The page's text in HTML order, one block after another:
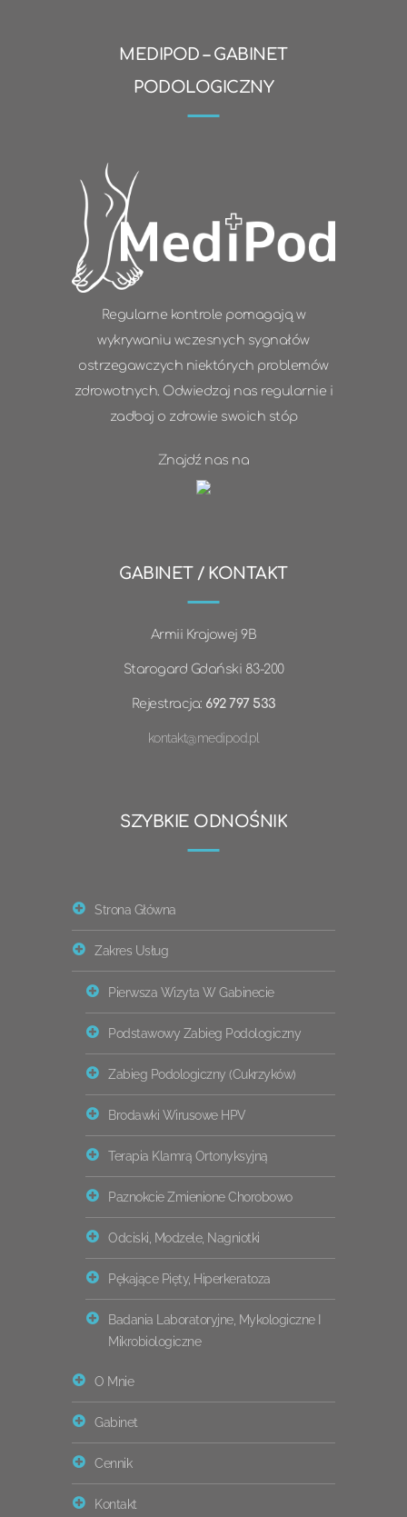
MEDIPOD – GABINET
PODOLOGICZNY
Regularne kontrole pomagają w
wykrywaniu wczesnych sygnałów
ostrzegawczych niektórych problemów
zdrowotnych. Odwiedzaj nas regularnie i
zadbaj o zdrowie swoich stóp
Znajdź nas na
GABINET / KONTAKT
Armii Krajowej 9B
Starogard Gdański 83-200
Rejestracja: 692 797 533
kontakt@medipod.pl
SZYBKIE ODNOŚNIK
Strona Główna
Zakres Usług
Pierwsza Wizyta W Gabinecie
Podstawowy Zabieg Podologiczny
Zabieg Podologiczny (cukrzyków)
Brodawki Wirusowe HPV
Terapia Klamrą Ortonyksyjną
Paznokcie Zmienione Chorobowo
Odciski, Modzele, Nagniotki
Pękające Pięty, Hiperkeratoza
Badania Laboratoryjne, Mykologiczne I
Mikrobiologiczne
O Mnie
Gabinet
Cennik
Kontakt